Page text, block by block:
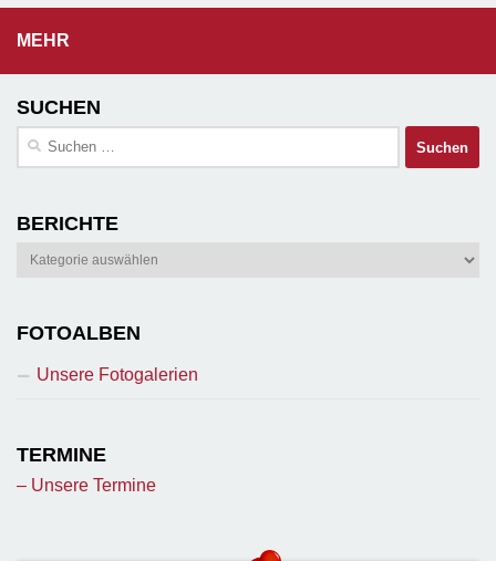
MEHR
SUCHEN
Suchen
BERICHTE
Berichte
FOTOALBEN
Unsere Fotogalerien
TERMINE
– Unsere Termine